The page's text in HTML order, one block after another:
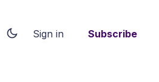
Sign in Subscribe